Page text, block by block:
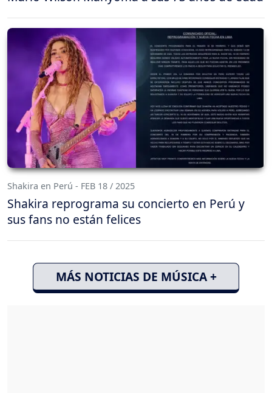
Shakira en Perú - FEB 18 / 2025
Shakira reprograma su concierto en Perú y
sus fans no están felices
MÁS NOTICIAS DE MÚSICA +